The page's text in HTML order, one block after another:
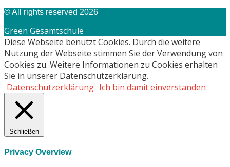
© All rights reserved 2026
Green Gesamtschule
Diese Webseite benutzt Cookies. Durch die weitere
Nutzung der Webseite stimmen Sie der Verwendung von
Cookies zu. Weitere Informationen zu Cookies erhalten
Sie in unserer Datenschutzerklärung.
Datenschutzerklärung Ich bin damit einverstanden
Schließen
Privacy Overview